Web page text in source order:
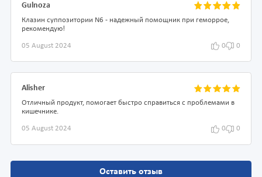
Gulnoza
Клазин суппозитории N6 - надежный помощник при геморрое,
рекомендую!
05 August 2024 0 0
Alisher
Отличный продукт, помогает быстро справиться с проблемами в
кишечнике.
05 August 2024 0 0
Оставить отзыв